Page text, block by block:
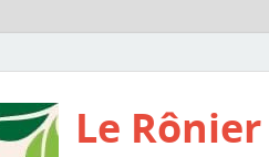
Le Rônier